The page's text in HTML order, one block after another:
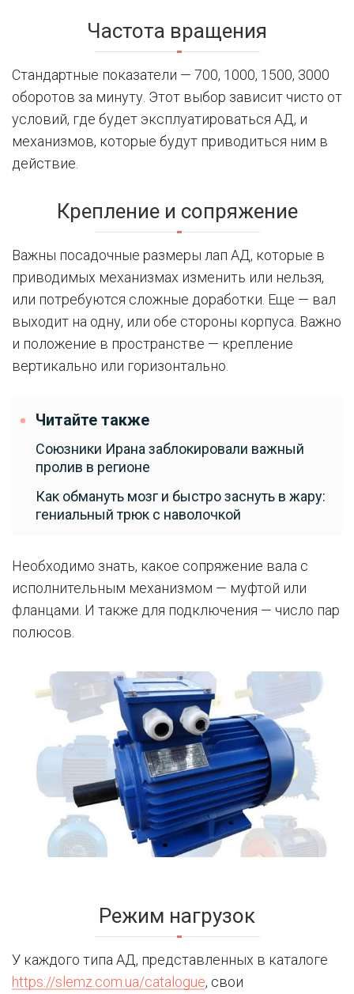
Частота вращения
Стандартные показатели — 700, 1000, 1500, 3000
оборотов за минуту. Этот выбор зависит чисто от
условий, где будет эксплуатироваться АД, и
механизмов, которые будут приводиться ним в
действие.
Крепление и сопряжение
Важны посадочные размеры лап АД, которые в
приводимых механизмах изменить или нельзя,
или потребуются сложные доработки. Еще — вал
выходит на одну, или обе стороны корпуса. Важно
и положение в пространстве — крепление
вертикально или горизонтально.
Читайте также
Союзники Ирана заблокировали важный
пролив в регионе
Как обмануть мозг и быстро заснуть в жару:
гениальный трюк с наволочкой
Необходимо знать, какое сопряжение вала с
исполнительным механизмом — муфтой или
фланцами. И также для подключения — число пар
полюсов.
Режим нагрузок
У каждого типа АД, представленных в каталоге
https://slemz.com.ua/catalogue, свои